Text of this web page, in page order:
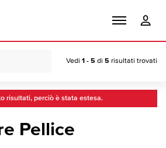
Vedi 1 - 5 di 5 risultati trovati
risultati, perciò è stata estesa.
Pellice